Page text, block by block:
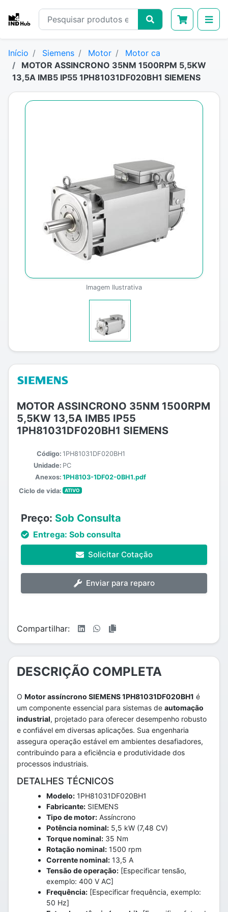
Início Siemens Motor
Motor ca
MOTOR ASSINCRONO 35NM 1500RPM 5,5KW
13,5A IMB5 IP55 1PH81031DF020BH1 SIEMENS
Imagem Ilustrativa
MOTOR ASSINCRONO 35NM 1500RPM
5,5KW 13,5A IMB5 IP55
1PH81031DF020BH1 SIEMENS
Código: 1PH81031DF020BH1
Unidade: PC
Anexos: 1PH8103-1DF02-0BH1.pdf
Ciclo de vida:
ATIVO
Preço: Sob Consulta
Entrega: Sob consulta
Solicitar Cotação
Enviar para reparo
Compartilhar:
DESCRIÇÃO COMPLETA
O Motor assíncrono SIEMENS 1PH81031DF020BH1 é
um componente essencial para sistemas de automação
industrial, projetado para oferecer desempenho robusto
e confiável em diversas aplicações. Sua engenharia
assegura operação estável em ambientes desafiadores,
contribuindo para a eficiência e produtividade dos
processos industriais.
DETALHES TÉCNICOS
Modelo: 1PH81031DF020BH1
Fabricante: SIEMENS
Tipo de motor: Assíncrono
Potência nominal: 5,5 kW (7,48 CV)
Torque nominal: 35 Nm
Rotação nominal: 1500 rpm
Corrente nominal: 13,5 A
Tensão de operação: [Especificar tensão,
exemplo: 400 V AC]
Frequência: [Especificar frequência, exemplo:
50 Hz]